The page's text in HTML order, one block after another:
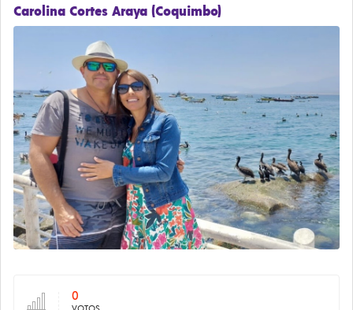
Carolina Cortes Araya (Coquimbo)
0